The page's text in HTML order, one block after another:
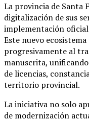
La provincia de Santa
digitalización de sus
implementación
Este nuevo
progresivamente al
manuscrita,
de licencias,
territorio provincial.
La iniciativa no solo
de modernización